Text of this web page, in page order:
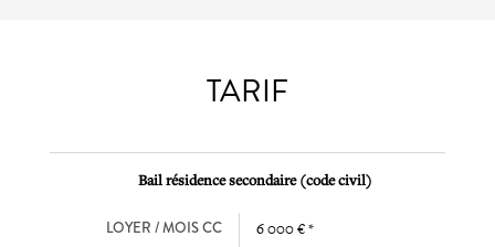
TARIF
Bail résidence secondaire (code civil)
LOYER / MOIS CC 6 000 € *